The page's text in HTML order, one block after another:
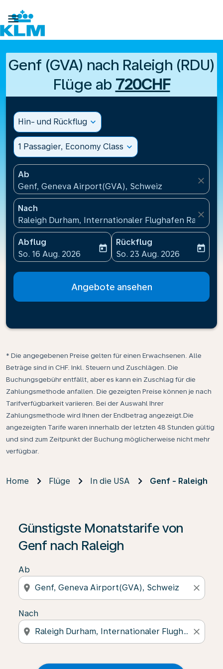

Genf (GVA) nach Raleigh (RDU)
Flüge ab 720CHF
Hin- und Rückflug expand_more
1 Passagier, Economy Class expand_more
Ab
Genf, Geneva Airport(GVA), Schweiz
close
Nach
Raleigh Durham, Internationaler Flughafen
close
Abflug
fc-booking-departure-date-aria-label
So. 16 Aug. 2026
today
Rückflug
fc-booking-return-date-
So. 23 Aug. 2026
today
Angebote ansehen
* Die angegebenen Preise gelten für einen Erwachsenen. Alle
Beträge sind in CHF. Inkl. Steuern und Zuschlägen. Die
Buchungsgebühr entfällt, aber es kann ein Zuschlag für die
Zahlungsmethode anfallen. Die gezeigten Preise können je nach
Tarifverfügbarkeit variieren. Bei der Auswahl Ihrer
Zahlungsmethode wird Ihnen der Endbetrag angezeigt.Die
angezeigten Tarife waren innerhalb der letzten 48 Stunden gültig
und sind zum Zeitpunkt der Buchung möglicherweise nicht mehr
verfügbar.
Home Flüge In die USA Genf - Raleigh
Günstigste Monatstarife von
Genf nach Raleigh
Ab
location_on close
Nach
location_on close